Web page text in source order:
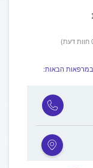
במרפאות הבאות: